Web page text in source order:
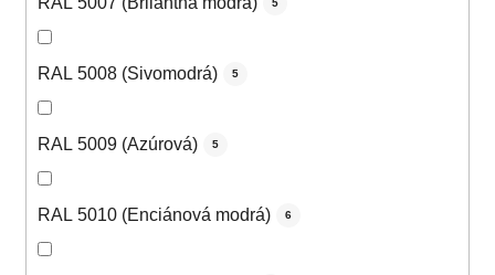
5
RAL 5008 (Sivomodrá) 5
RAL 5009 (Azúrová) 5
RAL 5010 (Enciánová modrá) 6